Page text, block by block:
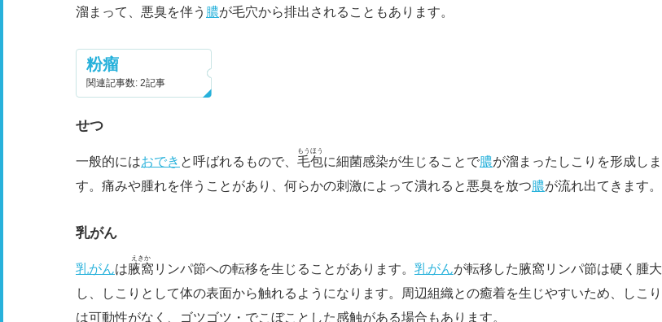
溜まって、悪臭を伴う 膿が毛穴から排出されることもあります。
粉瘤
関連記事数: 2記事
せつ
一般的にはおでき と呼ばれるもので、 毛包
もうほう
に細菌感染が生じることで膿が溜まったしこりを形成しま
す。痛みや腫れを伴うことがあり、何らかの刺激によって潰れると悪臭を放つ膿が流れ出てきます。
乳がん
乳がんは腋窩
えきか
リンパ節への転移を生じることがあります。 乳がんが転移した腋窩リンパ節は硬く腫大
し、しこりとして体の表面から触れるようになります。周辺組織との癒着を生じやすいため、しこり
は可動性がなく、ゴツゴツ・でこぼことした感触がある場合もあります。